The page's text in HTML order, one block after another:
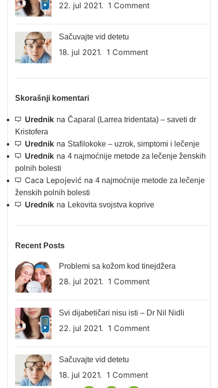
22. jul 2021. 1 Comment
Sačuvajte vid detetu
18. jul 2021. 1 Comment
Skorašnji komentari
Urednik na Čaparal (Larrea tridentata) – saveti dr
Kristofera
Urednik na Stafilokoke – uzrok, simptomi i lečenje
Urednik na 4 najmoćnije metode za lečenje ženskih
polnih bolesti
Caca Lepojević na 4 najmoćnije metode za lečenje
ženskih polnih bolesti
Urednik na Lekovita svojstva koprive
Recent Posts
Problemi sa kožom kod tinejdžera
28. jul 2021. 1 Comment
Svi dijabetičari nisu isti – Dr Nil Nidli
22. jul 2021. 1 Comment
Sačuvajte vid detetu
18. jul 2021. 1 Comment